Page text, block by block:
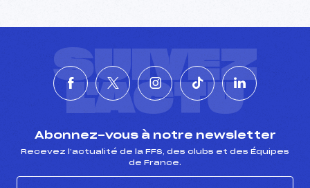
SUIVEZ
L'ACTU
Abonnez-vous à notre newsletter
Recevez l’actualité de la FFS, des clubs et des Équipes
de France.